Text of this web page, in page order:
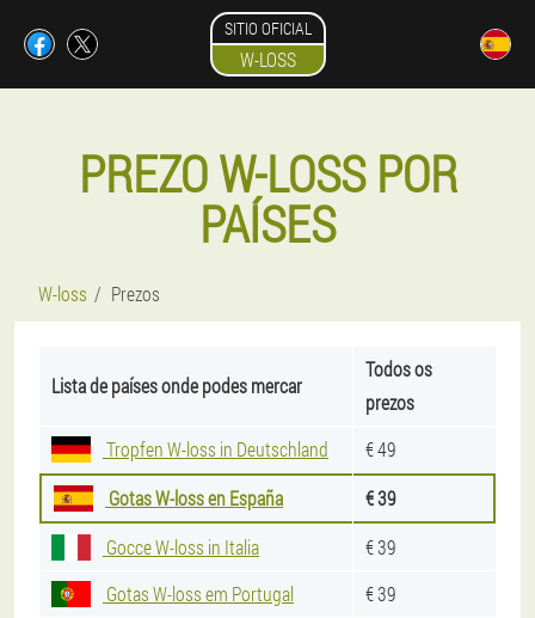
SITIO OFICIAL
W-LOSS
PREZO W-LOSS POR
PAÍSES
W-loss Prezos
Lista de países onde podes mercar
Todos os
prezos
Tropfen W-loss in Deutschland
€ 49
Gotas W-loss en España
€ 39
Gocce W-loss in Italia
€ 39
Gotas W-loss em Portugal
€ 39